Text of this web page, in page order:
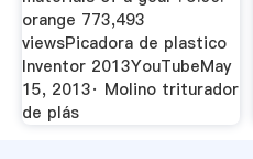
orange 773,493
viewsPicadora de plastico
Inventor 2013YouTubeMay
15, 2013· Molino triturador
de plás